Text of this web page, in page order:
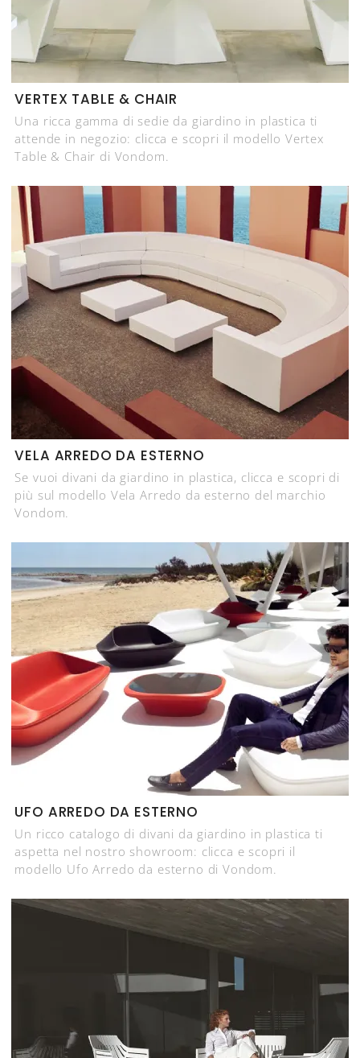
VERTEX TABLE & CHAIR
Una ricca gamma di sedie da giardino in plastica ti
attende in negozio: clicca e scopri il modello Vertex
Table & Chair di Vondom.
VELA ARREDO DA ESTERNO
Se vuoi divani da giardino in plastica, clicca e scopri di
più sul modello Vela Arredo da esterno del marchio
Vondom.
UFO ARREDO DA ESTERNO
Un ricco catalogo di divani da giardino in plastica ti
aspetta nel nostro showroom: clicca e scopri il
modello Ufo Arredo da esterno di Vondom.